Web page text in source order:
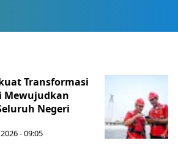
Transformasi
Mewujudkan
Negeri
- 09:05